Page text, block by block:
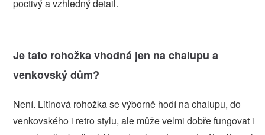
poctivý a vzhledný detail.
Je tato rohožka vhodná jen na chalupu a
venkovský dům?
Není. Litinová rohožka se výborně hodí na chalupu, do
venkovského i retro stylu, ale může velmi dobře fungovat i